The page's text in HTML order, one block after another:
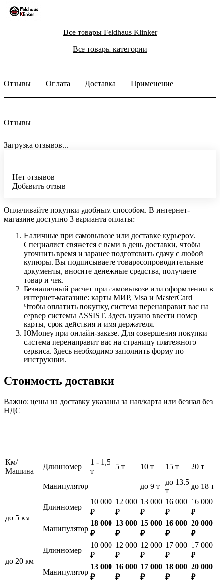
Все товары Feldhaus Klinker
Все товары категории
Отзывы Оплата Доставка Применение
Отзывы
Загрузка отзывов...
Нет отзывов
Добавить отзыв
Оплачивайте покупки удобным способом. В интернет-
магазине доступно 3 варианта оплаты:
Наличные при самовывозе или доставке курьером.
Специалист свяжется с вами в день доставки, чтобы
уточнить время и заранее подготовить сдачу с любой
купюры. Вы подписываете товаросопроводительные
документы, вносите денежные средства, получаете
товар и чек.
Безналичный расчет при самовывозе или оформлении в
интернет-магазине: карты МИР, Visa и MasterCard.
Чтобы оплатить покупку, система перенаправит вас на
сервер системы ASSIST. Здесь нужно ввести номер
карты, срок действия и имя держателя.
ЮMoney при онлайн-заказе. Для совершения покупки
система перенаправит вас на страницу платежного
сервиса. Здесь необходимо заполнить форму по
инструкции.
Стоимость доставки
Важно: цены на доставку указаны за нал/карта или безнал без
НДС
Км/
Машина
Длинномер
1 - 1,5
т
5 т 10 т 15 т 20 т
Манипулятор до 9 т
до 13,5
т
до 18 т
до 5 км
Длинномер
10 000
₽
12 000
₽
13 000
₽
16 000
₽
16 000
₽
Манипулятор
18 000
₽
13 000
₽
15 000
₽
16 000
₽
20 000
₽
до 20 км
Длинномер
10 000
₽
12 000
₽
12 000
₽
17 000
₽
17 000
₽
Манипулятор
13 000
₽
16 000
₽
17 000
₽
18 000
₽
20 000
₽